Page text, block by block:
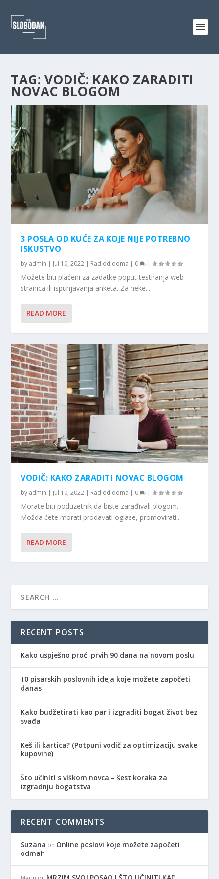
TAG: VODIČ: KAKO ZARADITI
NOVAC BLOGOM
3 POSLA OD KUĆE ZA KOJE NIJE POTREBNO
ISKUSTVO
by admin | Jul 10, 2022 | Rad od doma | 0 |
Možete biti plaćeni za zadatke poput testiranja web
stranica ili ispunjavanja anketa. Za neke...
READ MORE
VODIČ: KAKO ZARADITI NOVAC BLOGOM
by admin | Jul 10, 2022 | Rad od doma | 0 |
Morate biti poduzetnik da biste zarađivali blogom.
Možda ćete morati prodavati oglase, promovirati...
READ MORE
RECENT POSTS
Kako uspješno proći prvih 90 dana na novom poslu
10 pisarskih poslovnih ideja koje možete započeti
danas
Kako budžetirati kao par i izgraditi bogat život bez
svađa
Keš ili kartica? (Potpuni vodič za optimizaciju svake
kupovine)
Što učiniti s viškom novca – šest koraka za
izgradnju bogatstva
RECENT COMMENTS
Suzana on Online poslovi koje možete započeti
odmah
MRZIM SVOJ POSAO ! ŠTO UČINITI KAD